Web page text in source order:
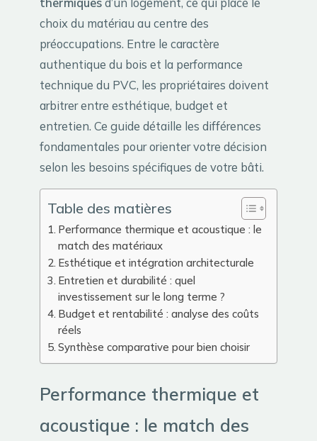
choix du matériau au centre des
préoccupations. Entre le caractère
authentique du bois et la performance
technique du PVC, les propriétaires doivent
arbitrer entre esthétique, budget et
entretien. Ce guide détaille les différences
fondamentales pour orienter votre décision
selon les besoins spécifiques de votre bâti.
Table des matières
Performance thermique et acoustique : le
match des matériaux
Esthétique et intégration architecturale
Entretien et durabilité : quel
investissement sur le long terme ?
Budget et rentabilité : analyse des coûts
réels
Synthèse comparative pour bien choisir
Performance thermique et
acoustique : le match des